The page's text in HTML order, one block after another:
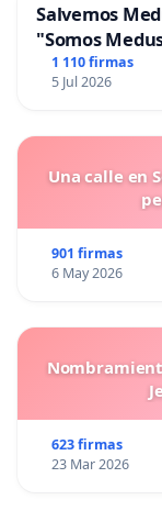
Salvemos
"Somos
1 110 firmas
5 Jul 2026
Una calle en
901 firmas
6 May 2026
623 firmas
23 Mar 2026